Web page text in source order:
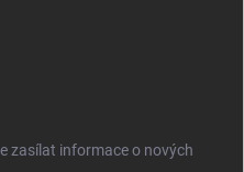
zasílat informace o nových